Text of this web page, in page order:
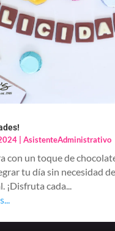
| AsistenteAdministrativo
con un toque de
tu día sin necesidad
¡Disfruta cada...